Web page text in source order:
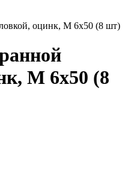
оцинк, М 6х50 (8 шт)
М 6х50 (8